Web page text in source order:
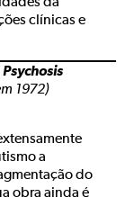
clínicas e
1972)
a
do
obra ainda é